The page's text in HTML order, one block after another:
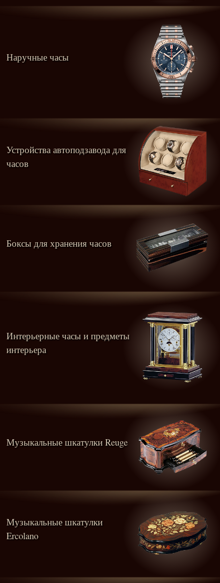
Наручные часы
Устройства автоподзавода для
часов
Боксы для хранения часов
Интерьерные часы и предметы
интерьера
Музыкальные шкатулки Reuge
Музыкальные шкатулки
Ercolano